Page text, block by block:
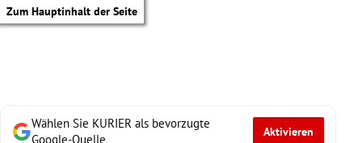
Zum Hauptinhalt der Seite
Wählen Sie KURIER als bevorzugte
Google-Quelle
Aktivieren